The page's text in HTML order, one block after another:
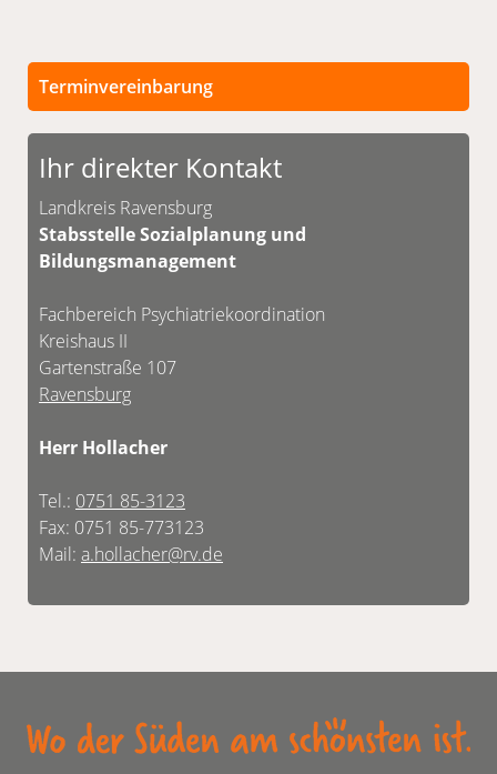
Terminvereinbarung
Persönliche Termine sind nach vorheriger
Vereinbarung möglich.
Ihr direkter Kontakt
Landkreis Ravensburg
Stabsstelle Sozialplanung und
Bildungsmanagement
Fachbereich Psychiatriekoordination
Kreishaus II
Gartenstraße 107
Ravensburg
Herr Hollacher
Tel.: 0751 85-3123
Fax: 0751 85-773123
Mail: a.hollacher@rv.de